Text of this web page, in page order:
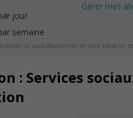
jour
semaine
Gérer mes
ou vous désabonner de cette alerte en
: Services